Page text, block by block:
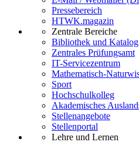
Pressebereich
HTWK.magazin
Zentrale Bereiche
Bibliothek und Katalog
Zentrales Prüfungsamt
IT-Servicezentrum
Mathematisch-
Sport
Hochschulkolleg
Akademisches
Stellenangebote
Stellenportal
Lehre und Lernen